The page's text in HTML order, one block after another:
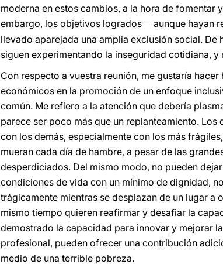
moderna en estos cambios, a la hora de fomentar
embargo, los objetivos logrados —aunque hayan
llevado aparejada una amplia exclusión social.
siguen experimentando la inseguridad cotidiana,
Con respecto a vuestra reunión, me gustaría
económicos en la promoción de un enfoque
común. Me refiero a la atención que debería
parece ser poco más que un replanteamiento.
con los demás, especialmente con los más
mueran cada día de hambre, a pesar de las
desperdiciados. Del mismo modo, no pueden
condiciones de vida con un mínimo de dignidad,
trágicamente mientras se desplazan de un lugar a
mismo tiempo quieren reafirmar y desafiar la
demostrado la capacidad para innovar y mejorar
profesional, pueden ofrecer una contribución
medio de una terrible pobreza.